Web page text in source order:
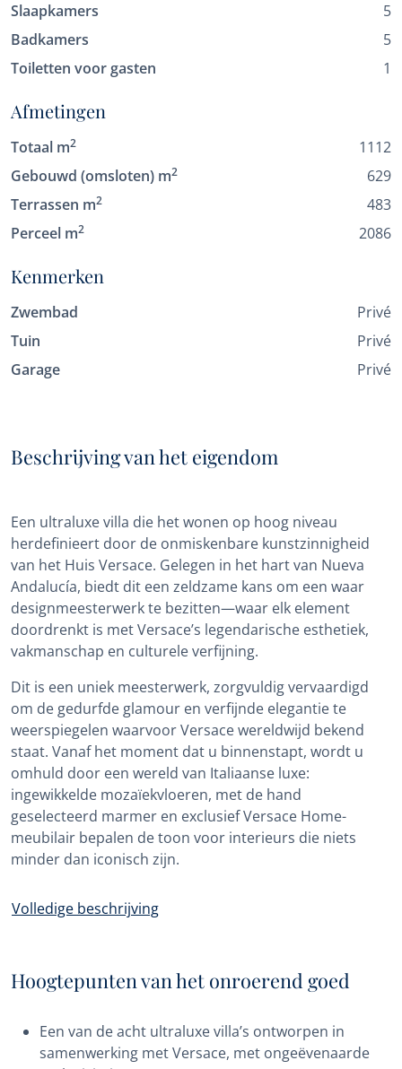
Slaapkamers
5
Badkamers
5
Toiletten voor gasten
1
Afmetingen
Totaal m2
1112
Gebouwd (omsloten) m2
629
Terrassen m2
483
Perceel m2 2086
Kenmerken
Zwembad
Privé
Tuin
Privé
Garage
Privé
Beschrijving van het eigendom
Een ultraluxe villa die het wonen op hoog niveau
herdefinieert door de onmiskenbare kunstzinnigheid
van het Huis Versace. Gelegen in het hart van Nueva
Andalucía, biedt dit een zeldzame kans om een waar
designmeesterwerk te bezitten—waar elk element
doordrenkt is met Versace’s legendarische esthetiek,
vakmanschap en culturele verfijning.
Dit is een uniek meesterwerk, zorgvuldig vervaardigd
om de gedurfde glamour en verfijnde elegantie te
weerspiegelen waarvoor Versace wereldwijd bekend
staat. Vanaf het moment dat u binnenstapt, wordt u
omhuld door een wereld van Italiaanse luxe:
ingewikkelde mozaïekvloeren, met de hand
geselecteerd marmer en exclusief Versace Home-
meubilair bepalen de toon voor interieurs die niets
minder dan iconisch zijn.
Volledige beschrijving
Hoogtepunten van het onroerend goed
Een van de acht ultraluxe villa’s ontworpen in
samenwerking met Versace, met ongeëvenaarde